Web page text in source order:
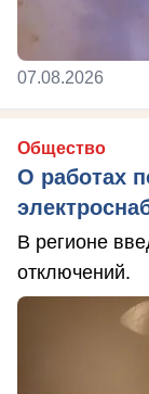
07.08.2026
Общество
О работах
В регионе
отключений.